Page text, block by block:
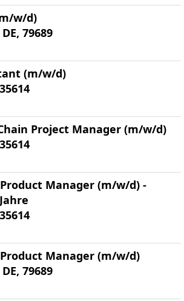
w/d)
79689
(m/w/d)
Project Manager (m/w/d)
Manager (m/w/d) -
Manager (m/w/d)
79689